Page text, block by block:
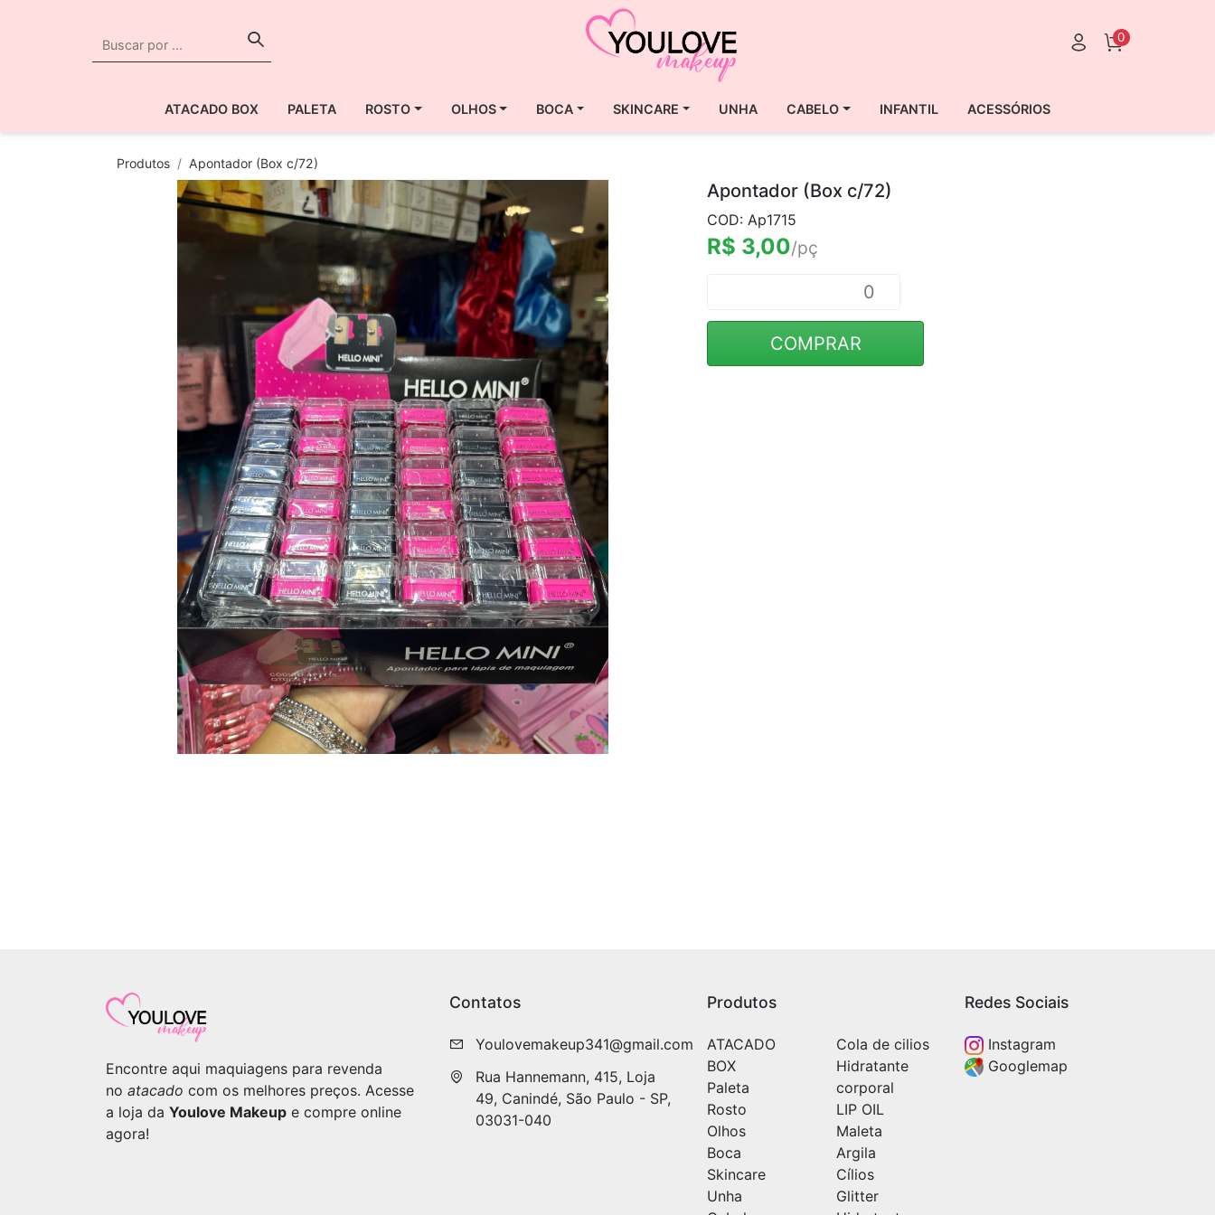
0
ATACADO BOX PALETA ROSTO OLHOS BOCA SKINCARE UNHA CABELO INFANTIL ACESSÓRIOS
Produtos Apontador (Box c/72)
Apontador (Box c/72)
COD: Ap1715
R$ 3,00/pç
COMPRAR
Encontre aqui maquiagens para revenda
no atacado com os melhores preços. Acesse
a loja da Youlove Makeup e compre online
agora!
Contatos
Youlovemakeup341@gmail.com
Rua Hannemann, 415, Loja
49, Canindé, São Paulo - SP,
03031-040
Produtos
ATACADO
BOX
Paleta
Rosto
Olhos
Boca
Skincare
Unha
Cola de cilios
Hidratante
corporal
LIP OIL
Maleta
Argila
Cílios
Glitter
Redes Sociais
Instagram
Googlemap